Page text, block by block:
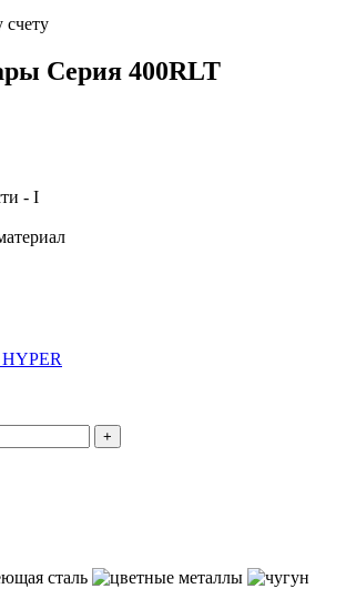
Серия 400RLT
- I
HYPER
+